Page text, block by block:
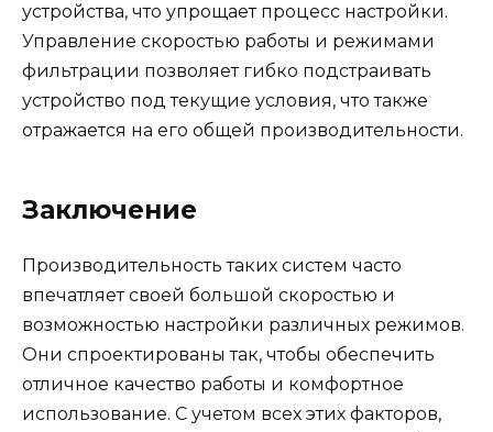
устройства, что упрощает процесс настройки.
Управление скоростью работы и режимами
фильтрации позволяет гибко подстраивать
устройство под текущие условия, что также
отражается на его общей производительности.
Заключение
Производительность таких систем часто
впечатляет своей большой скоростью и
возможностью настройки различных режимов.
Они спроектированы так, чтобы обеспечить
отличное качество работы и комфортное
использование. С учетом всех этих факторов,